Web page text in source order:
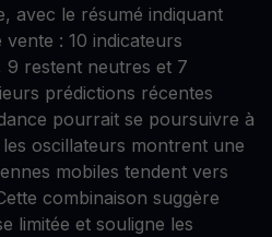
avec le résumé indiquant
: 10 indicateurs
9 restent neutres et 7
prédictions récentes
pourrait se poursuivre à
oscillateurs montrent une
mobiles tendent vers
combinaison suggère
limitée et souligne les